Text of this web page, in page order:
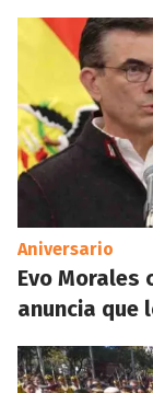
Aniversario
Evo Morales
anuncia que